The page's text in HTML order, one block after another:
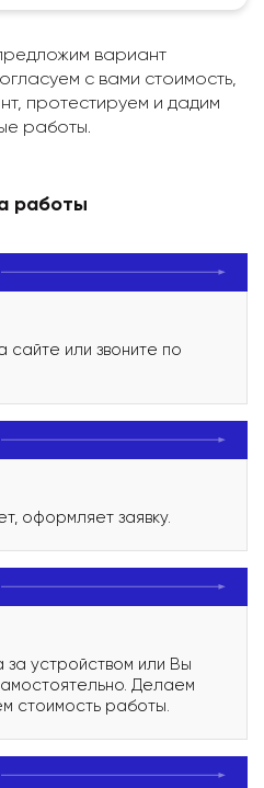
вариант
с вами стоимость,
протестируем и дадим
работы.
работы
сайте или звоните по
оформляет заявку.
устройством или Вы
Делаем
стоимость работы.